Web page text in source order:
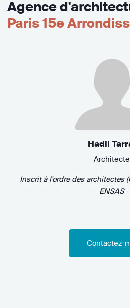
Agence
Paris 15e
Hadil
Architecte
Inscrit à l'ordre des architectes
ENSAS
Contactez-